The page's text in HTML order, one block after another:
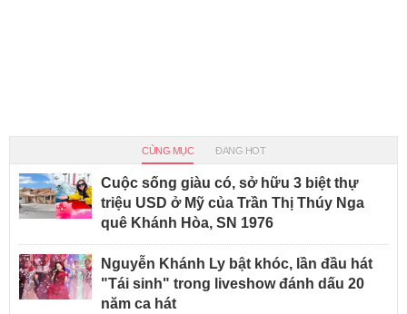
CÙNG MỤC ĐANG HOT
Cuộc sống giàu có, sở hữu 3 biệt thự
triệu USD ở Mỹ của Trần Thị Thúy Nga
quê Khánh Hòa, SN 1976
Nguyễn Khánh Ly bật khóc, lần đầu hát
"Tái sinh" trong liveshow đánh dấu 20
năm ca hát